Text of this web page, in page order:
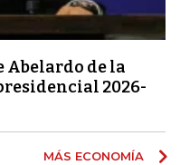
Abelardo de la
2026-
MÁS ECONOMÍA